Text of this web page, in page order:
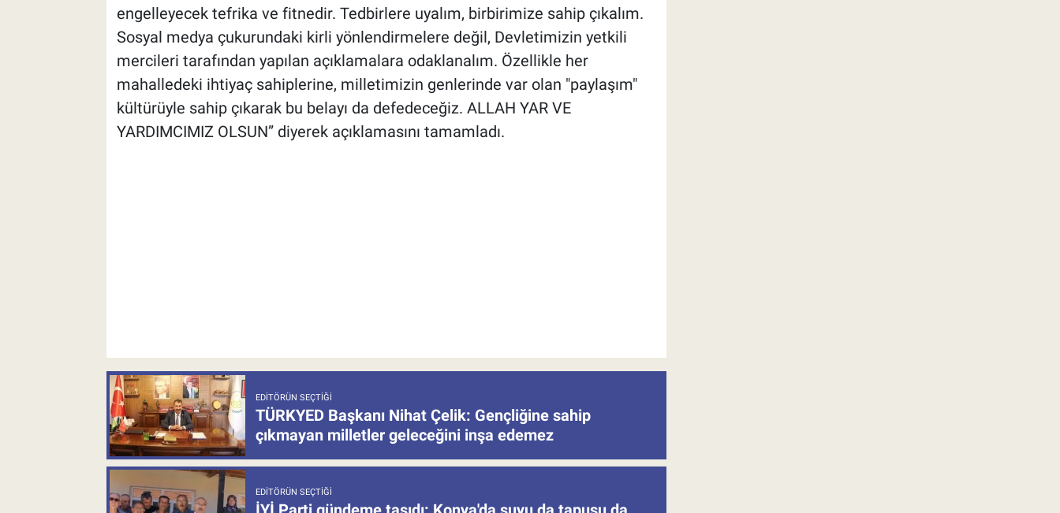
engelleyecek tefrika ve fitnedir. Tedbirlere uyalım, birbirimize sahip çıkalım.
Sosyal medya çukurundaki kirli yönlendirmelere değil, Devletimizin yetkili
mercileri tarafından yapılan açıklamalara odaklanalım. Özellikle her
mahalledeki ihtiyaç sahiplerine, milletimizin genlerinde var olan "paylaşım"
kültürüyle sahip çıkarak bu belayı da defedeceğiz. ALLAH YAR VE
YARDIMCIMIZ OLSUN” diyerek açıklamasını tamamladı.
EDITÖRÜN SEÇTIĞI
TÜRKYED Başkanı Nihat Çelik: Gençliğine sahip
çıkmayan milletler geleceğini inşa edemez
EDITÖRÜN SEÇTIĞI